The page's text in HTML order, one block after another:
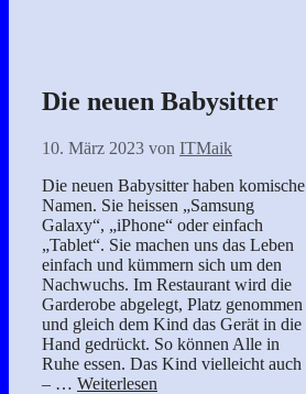
Die neuen Babysitter
10. März 2023 von ITMaik
Die neuen Babysitter haben komische
Namen. Sie heissen „Samsung
Galaxy“, „iPhone“ oder einfach
„Tablet“. Sie machen uns das Leben
einfach und kümmern sich um den
Nachwuchs. Im Restaurant wird die
Garderobe abgelegt, Platz genommen
und gleich dem Kind das Gerät in die
Hand gedrückt. So können Alle in
Ruhe essen. Das Kind vielleicht auch
– … Weiterlesen